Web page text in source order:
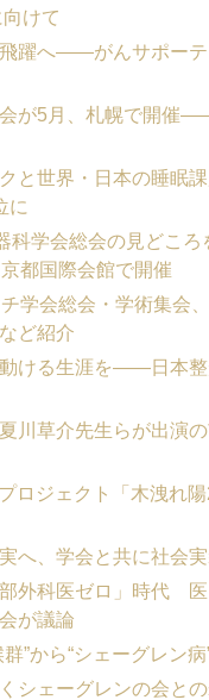
けて
躍へ――がんサポー
が5月、札幌で開催
と世界・日本の睡
に
科学会総会の見どこ
都国際会館で開催
学会総会・学術集
ど紹介
ける生涯を――日本
夏川草介先生らが出
ロジェクト「木洩れ
へ、学会と共に社会
外科医ゼロ」時代
が議論
群”から“シェーグレ
シェーグレンの会と